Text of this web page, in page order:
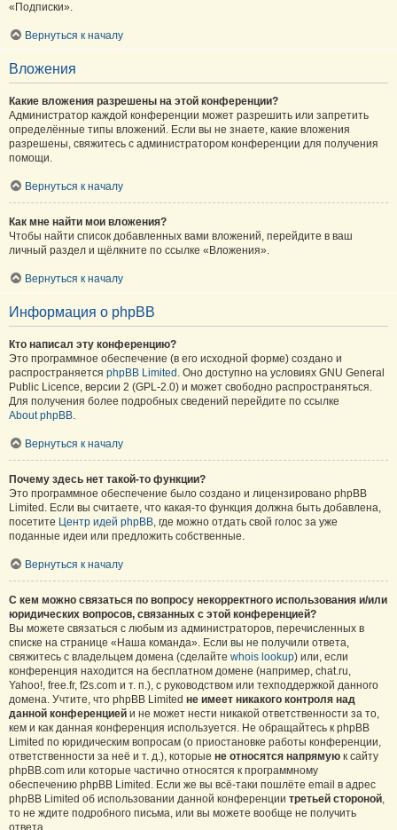
«Подписки».
Вернуться к началу
Вложения
Какие вложения разрешены на этой конференции?
Администратор каждой конференции может разрешить или запретить
определённые типы вложений. Если вы не знаете, какие вложения
разрешены, свяжитесь с администратором конференции для получения
помощи.
Вернуться к началу
Как мне найти мои вложения?
Чтобы найти список добавленных вами вложений, перейдите в ваш
личный раздел и щёлкните по ссылке «Вложения».
Вернуться к началу
Информация о phpBB
Кто написал эту конференцию?
Это программное обеспечение (в его исходной форме) создано и
распространяется phpBB Limited . Оно доступно на условиях GNU General
Public Licence, версии 2 (GPL-2.0) и может свободно распространяться.
Для получения более подробных сведений перейдите по ссылке
About phpBB.
Вернуться к началу
Почему здесь нет такой-то функции?
Это программное обеспечение было создано и лицензировано phpBB
Limited. Если вы считаете, что какая-то функция должна быть добавлена,
посетите Центр идей phpBB, где можно отдать свой голос за уже
поданные идеи или предложить собственные.
Вернуться к началу
С кем можно связаться по вопросу некорректного использования и/или
юридических вопросов, связанных с этой конференцией?
Вы можете связаться с любым из администраторов, перечисленных в
списке на странице «Наша команда». Если вы не получили ответа,
свяжитесь с владельцем домена (сделайте whois lookup) или, если
конференция находится на бесплатном домене (например, chat.ru,
Yahoo!, free.fr, f2s.com и т. п.), с руководством или техподдержкой данного
домена. Учтите, что phpBB Limited не имеет никакого контроля над
данной конференцией и не может нести никакой ответственности за то,
кем и как данная конференция используется. Не обращайтесь к phpBB
Limited по юридическим вопросам (о приостановке работы конференции,
ответственности за неё и т. д.), которые не относятся напрямую к сайту
phpBB.com или которые частично относятся к программному
обеспечению phpBB Limited. Если же вы всё-таки пошлёте email в адрес
phpBB Limited об использовании данной конференции третьей стороной,
то не ждите подробного письма, или вы можете вообще не получить
ответа.